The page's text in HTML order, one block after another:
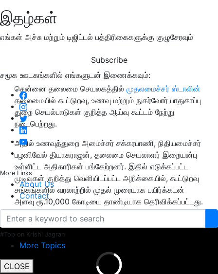
இதழ்கள்
எங்கள் அச்சு மற்றும் டிஜிட்டல் பத்திரிகைகளுக்கு குழுசேரவும்
Subscribe
சமூக ஊடகங்களில் எங்களுடன் இணைக்கவும்:
More Links
About Us
Contact
#Top on Krishi Jagran
More Topics
CLOSE
சென்னை தலைமை செயலகத்தில் முதலமைச்சர் ஸ்டாலின்
தலைமையில் கூட்டுறவு, உணவு மற்றும் நுகர்வோர் பாதுகாப்பு
துறை செயல்பாடுகள் குறித்த ஆய்வு கூட்டம் நேற்று
நடைபெற்றது.
அதில் உணவுத்துறை அமைச்சர் சக்கரபாணி, நிதியமைச்சர்
பழனிவேல் தியாகராஜன், தலைமை செயலாளர் இறையன்பு
உள்ளிட்ட அதிகாரிகள் பங்கேற்றனர். இதில் எடுக்கப்பட்ட
முடிவுகள் குறித்து வெளியிடப்பட்ட அறிக்கையில், கூட்டுறவு
சங்கங்களில் வரலாற்றில் முதல் முரையாக பயிர்க்கடன்
அளவு ரூ.10,000 கோடியை தாண்டியாக தெரிவிக்கப்பட்டது.
ADVERTISEMENT